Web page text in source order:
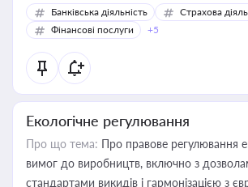
Банківська діяльність
Страхова
Фінансові послуги
+5
Екологічне регулювання
Про що тема: Про правове регулювання
вимог до виробництв, включно з
стандартами викидів і гармонізацією з